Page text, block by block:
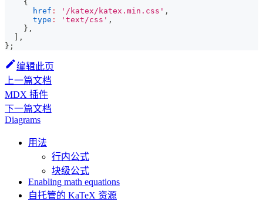
{
href : '/katex/katex.min.css' ,
type : 'text/css' ,
} ,
] ,
} ;
编辑此页
上一篇文档
MDX 插件
下一篇文档
Diagrams
用法
行内公式
块级公式
Enabling math equations
自托管的 KaTeX 资源